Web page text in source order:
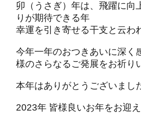
卯（うさぎ）年は、飛躍に向
りが期待できる年
幸運を引き寄せる干支と云わ
今年一年のおつきあいに深く
様のさらなるご発展をお祈り
本年はありがとうございまし
2023年 皆様良いお年をお迎